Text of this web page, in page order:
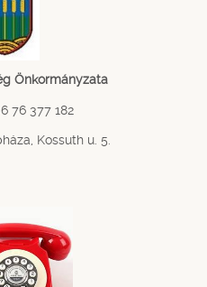
Önkormányzata
76 377 182
Kossuth u. 5.